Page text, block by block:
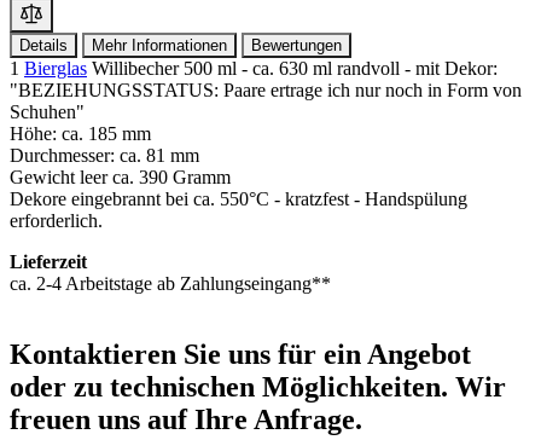
Details Mehr Informationen Bewertungen
1 Bierglas Willibecher 500 ml - ca. 630 ml randvoll - mit Dekor:
"BEZIEHUNGSSTATUS: Paare ertrage ich nur noch in Form von
Schuhen"
Höhe: ca. 185 mm
Durchmesser: ca. 81 mm
Gewicht leer ca. 390 Gramm
Dekore eingebrannt bei ca. 550°C - kratzfest - Handspülung
erforderlich.
Lieferzeit
ca. 2-4 Arbeitstage ab Zahlungseingang**
Kontaktieren Sie uns für ein Angebot
oder zu technischen Möglichkeiten. Wir
freuen uns auf Ihre Anfrage.